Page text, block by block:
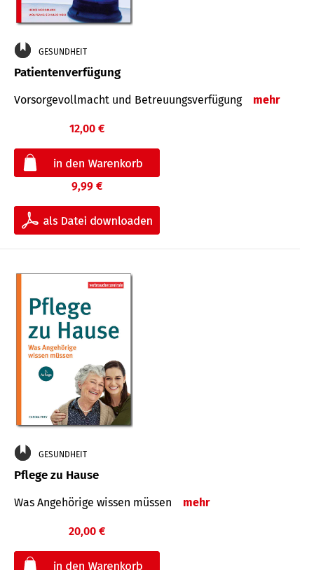
GESUNDHEIT
Patientenverfügung
Vorsorgevollmacht und Betreuungsverfügung mehr
12,00 €
9,99 €
GESUNDHEIT
Pflege zu Hause
Was Angehörige wissen müssen mehr
20,00 €